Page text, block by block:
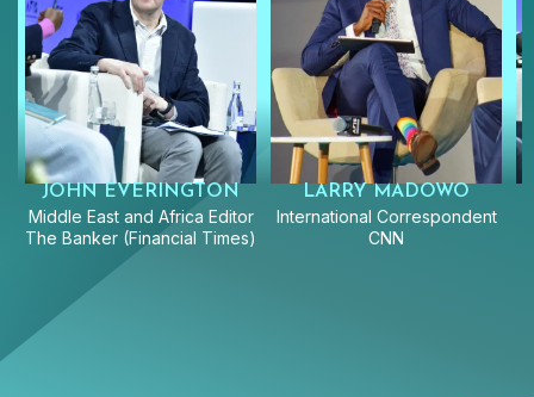
JOHN EVERINGTON
Middle East and Africa Editor
The Banker (Financial Times)
LARRY MADOWO
International Correspondent
CNN